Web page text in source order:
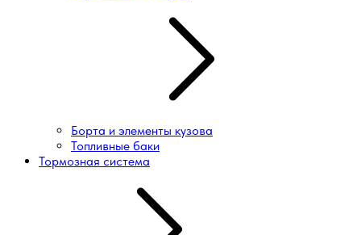
Борта и элементы кузова
Топливные баки
Тормозная система